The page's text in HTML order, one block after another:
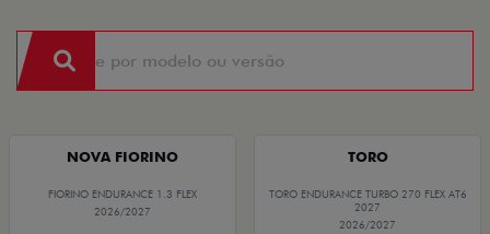
NOVA FIORINO
FIORINO ENDURANCE 1.3 FLEX
2026/2027
TORO
TORO ENDURANCE TURBO 270 FLEX AT6
2027
2026/2027